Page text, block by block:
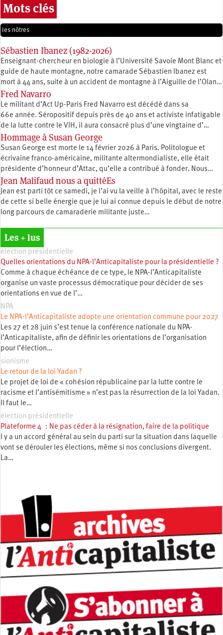
Mots clés
les nôtres
Sébastien Ibanez (1982-2026)
Enseignant-chercheur en biologie à l’Université Savoie Mont Blanc et
guide de haute montagne, notre camarade Sébastien Ibanez est
mort à 44 ans, suite à un accident de montagne à l’Aiguille de l’Olan…
Fred Navarro
Le militant d’Act Up-Paris Fred Navarro est décédé dans sa
66e année. Séropositif depuis près de 40 ans et activiste infatigable
de la lutte contre le VIH, il aura consacré plus d’une vingtaine d’…
Hommage à Susan George
Susan George est morte le 14 février 2026 à Paris. Politologue et
écrivaine franco-américaine, militante altermondialiste, elle était
présidente d’honneur d’Attac, qu’elle a contribué à fonder. Nous…
Jean Malifaud nous a quittéEs
Jean est parti tôt ce samedi, je l’ai vu la veille à l’hôpital, avec le reste
de cette si belle énergie que je lui ai connue depuis le début de notre
long parcours de camaraderie militante juste…
Les + lus
élection présidentielle
Quelles orientations du NPA-l’Anticapitaliste pour la présidentielle ?
Comme à chaque échéance de ce type, le NPA-l’Anticapitaliste
organise un vaste processus démocratique pour décider de ses
orientations en vue de l’…
NPA
Le NPA-l’Anticapitaliste adopte une orientation commune pour 2027
Les 27 et 28 juin s’est tenue la conférence nationale du NPA-
l’Anticapitaliste, afin de définir les orientations de l’organisation
pour l’élection…
sionisme
Le retour de la loi Yadan ?
Le projet de loi de « cohésion républicaine par la lutte contre le
racisme et l’antisémitisme » n’est pas la résurrection de la loi Yadan.
Il faut le…
élection présidentielle
Plateforme 4 : Ne pas céder à la résignation, faire de la politique
l y a un accord général au sein du parti sur la situation dans laquelle
vont se dérouler les élections, même si nos conclusions divergent.
La…